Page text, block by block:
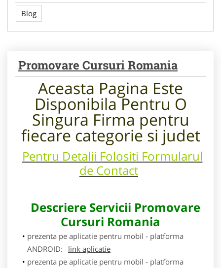
Blog
Promovare Cursuri Romania
Aceasta Pagina Este
Disponibila Pentru O
Singura Firma pentru
fiecare categorie si judet
Pentru Detalii Folositi Formularul
de Contact
Descriere Servicii Promovare
Cursuri Romania
prezenta pe aplicatie pentru mobil - platforma
ANDROID:
link aplicatie
prezenta pe aplicatie pentru mobil - platforma